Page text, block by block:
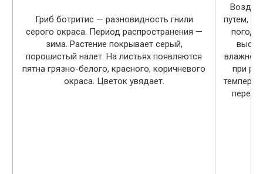
Гриб ботритис — разновидность гнили
серого окраса. Период распространения —
зима. Растение покрывает серый,
порошистый налет. На листьях появляются
пятна грязно-белого, красного, коричневого
окраса. Цветок увядает.
путем, в
при